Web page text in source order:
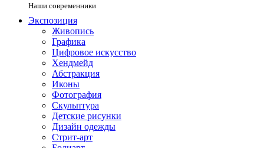
Наши современники
Экспозиция
Живопись
Графика
Цифровое искусство
Хендмейд
Абстракция
Иконы
Фотография
Скульптура
Детские рисунки
Дизайн одежды
Стрит-арт